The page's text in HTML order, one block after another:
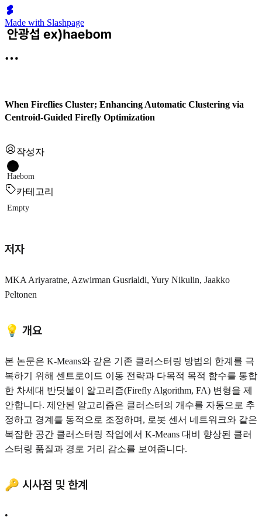
Made with Slashpage
When Fireflies Cluster; Enhancing Automatic Clustering via
Centroid-Guided Firefly Optimization
작성자
Haebom
카테고리
Empty
저자
MKA Ariyaratne, Azwirman Gusrialdi, Yury Nikulin, Jaakko
Peltonen
💡 개요
본 논문은 K-Means와 같은 기존 클러스터링 방법의 한계를 극
복하기 위해 센트로이드 이동 전략과 다목적 목적 함수를 통합
한 차세대 반딧불이 알고리즘(Firefly Algorithm, FA) 변형을 제
안합니다. 제안된 알고리즘은 클러스터의 개수를 자동으로 추
정하고 경계를 동적으로 조정하며, 로봇 센서 네트워크와 같은
복잡한 공간 클러스터링 작업에서 K-Means 대비 향상된 클러
스터링 품질과 경로 거리 감소를 보여줍니다.
🔑 시사점 및 한계
•